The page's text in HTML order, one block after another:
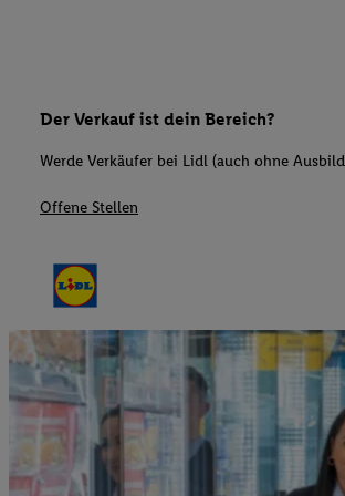
Der Verkauf ist dein Bereich?
Werde Verkäufer bei Lidl (auch ohne
Offene Stellen